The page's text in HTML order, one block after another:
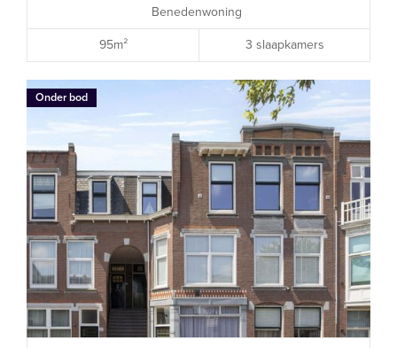
Benedenwoning
95m² 3 slaapkamers
Onder bod